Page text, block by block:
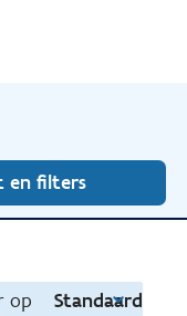
en filters
op Standaard